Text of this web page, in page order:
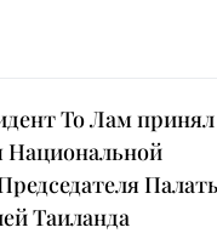
То Лам принял
Национальной
Таиланда